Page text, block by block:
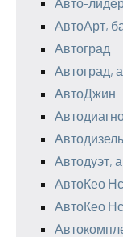
АвтоАрт,
Автоград
Автоград,
АвтоДжин
Автодуэт,
АвтоКео
АвтоКео